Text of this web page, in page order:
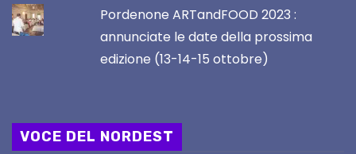
Pordenone ARTandFOOD 2023 :
annunciate le date della prossima
edizione (13-14-15 ottobre)
VOCE DEL NORDEST